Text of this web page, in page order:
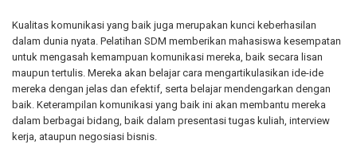
Kualitas komunikasi yang baik juga merupakan kunci keberhasilan
dalam dunia nyata. Pelatihan SDM memberikan mahasiswa kesempatan
untuk mengasah kemampuan komunikasi mereka, baik secara lisan
maupun tertulis. Mereka akan belajar cara mengartikulasikan ide-ide
mereka dengan jelas dan efektif, serta belajar mendengarkan dengan
baik. Keterampilan komunikasi yang baik ini akan membantu mereka
dalam berbagai bidang, baik dalam presentasi tugas kuliah, interview
kerja, ataupun negosiasi bisnis.